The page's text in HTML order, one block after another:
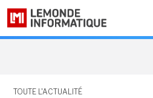
TOUTE L'ACTUALITÉ